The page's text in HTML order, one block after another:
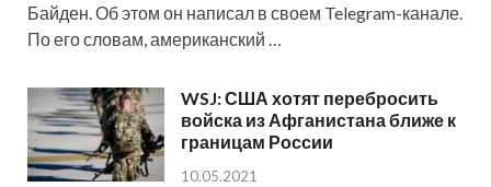
Байден. Об этом он написал в своем Telegram-канале.
По его словам, американский …
WSJ: США хотят перебросить
войска из Афганистана ближе к
границам России
10.05.2021